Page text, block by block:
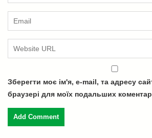
Зберегти моє ім'я, e-mail, та адресу
браузері для моїх подальших